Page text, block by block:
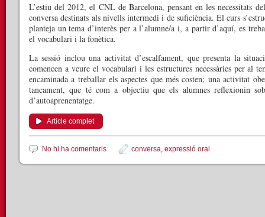
L’estiu del 2012, el CNL de Barcelona, pensant en les necessitats
conversa destinats als nivells intermedi i de suficiència. El curs
planteja un tema d’interès per a l’alumne/a i, a partir d’aquí, es
el vocabulari i la fonètica.
La sessió inclou una activitat d’escalfament, que presenta la
comencen a veure el vocabulari i les estructures necessàries per al
encaminada a treballar els aspectes que més costen; una activitat
tancament, que té com a objectiu que els alumnes reflexionin
d’autoaprenentatge.
Article complet
No hi ha comentaris conversa, expressió oral